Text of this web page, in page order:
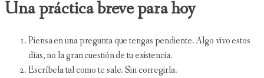
Una práctica breve para hoy
Piensa en una pregunta que tengas pendiente. Algo vivo estos
días, no la gran cuestión de tu existencia.
Escríbela tal como te sale. Sin corregirla.